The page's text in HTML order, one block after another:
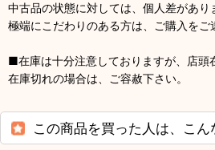
中古品の状態に対しては、個人差があり
極端にこだわりのある方は、ご購入をご
■在庫は十分注意しておりますが、店頭
在庫切れの場合は、ご容赦下さい。
この商品を買った人は、こ